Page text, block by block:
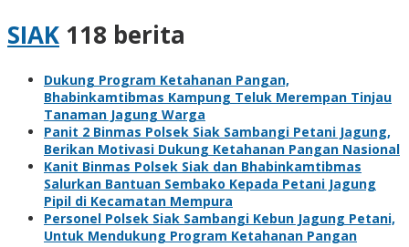
SIAK 118 berita
Dukung Program Ketahanan Pangan,
Bhabinkamtibmas Kampung Teluk Merempan Tinjau
Tanaman Jagung Warga
Panit 2 Binmas Polsek Siak Sambangi Petani Jagung,
Berikan Motivasi Dukung Ketahanan Pangan Nasional
Kanit Binmas Polsek Siak dan Bhabinkamtibmas
Salurkan Bantuan Sembako Kepada Petani Jagung
Pipil di Kecamatan Mempura
Personel Polsek Siak Sambangi Kebun Jagung Petani,
Untuk Mendukung Program Ketahanan Pangan